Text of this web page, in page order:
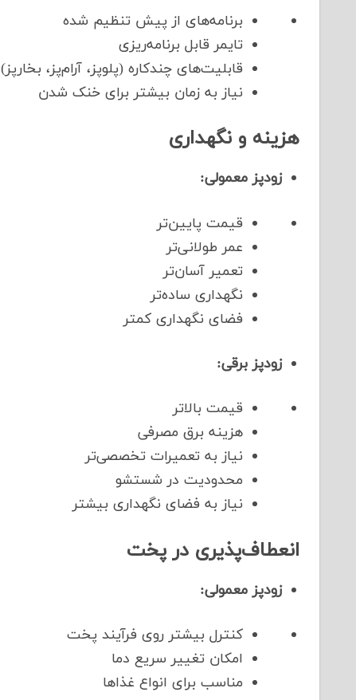
برنامه‌های از پیش تنظیم شده
تایمر قابل برنامه‌ریزی
قابلیت‌های چندکاره (پلوپز، آرام‌پز، بخارپز)
نیاز به زمان بیشتر برای خنک شدن
هزینه و نگهداری
زودپز معمولی:
قیمت پایین‌تر
عمر طولانی‌تر
تعمیر آسان‌تر
نگهداری ساده‌تر
فضای نگهداری کمتر
زودپز برقی:
قیمت بالاتر
هزینه برق مصرفی
نیاز به تعمیرات تخصصی‌تر
محدودیت در شستشو
نیاز به فضای نگهداری بیشتر
انعطاف‌پذیری در پخت
زودپز معمولی:
کنترل بیشتر روی فرآیند پخت
امکان تغییر سریع دما
مناسب برای انواع غذاها